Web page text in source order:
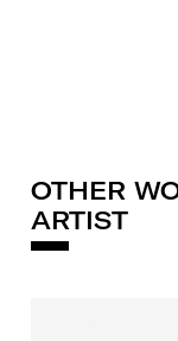
OTHER
ARTIST